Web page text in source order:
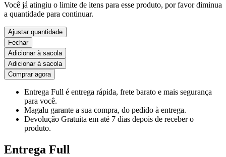
Você já atingiu o limite de itens para esse produto, por favor diminua
a quantidade para continuar.
Ajustar quantidade
Fechar
Adicionar à sacola
Adicionar à sacola
Comprar agora
Entrega Full é entrega rápida, frete barato e mais segurança
para você.
Magalu garante a sua compra, do pedido à entrega.
Devolução Gratuita em até 7 dias depois de receber o
produto.
Entrega Full